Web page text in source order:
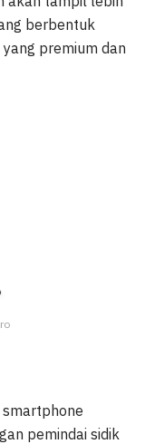
berbentuk
premium dan
smartphone
pemindai sidik